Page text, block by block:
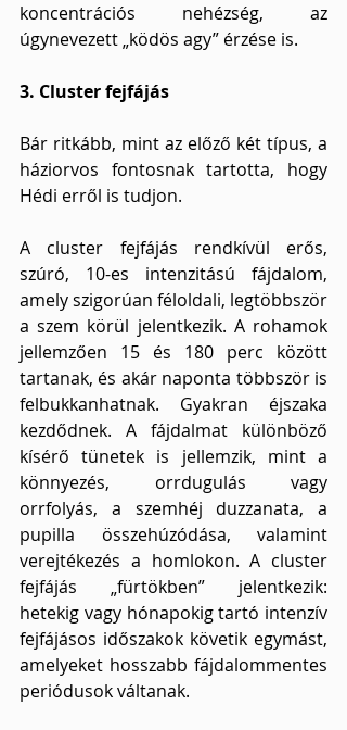
koncentrációs nehézség, az
úgynevezett „ködös agy” érzése is.
3. Cluster fejfájás
Bár ritkább, mint az előző két típus, a
háziorvos fontosnak tartotta, hogy
Hédi erről is tudjon.
A cluster fejfájás rendkívül erős,
szúró, 10-es intenzitású fájdalom,
amely szigorúan féloldali, legtöbbször
a szem körül jelentkezik. A rohamok
jellemzően 15 és 180 perc között
tartanak, és akár naponta többször is
felbukkanhatnak. Gyakran éjszaka
kezdődnek. A fájdalmat különböző
kísérő tünetek is jellemzik, mint a
könnyezés, orrdugulás vagy
orrfolyás, a szemhéj duzzanata, a
pupilla összehúzódása, valamint
verejtékezés a homlokon. A cluster
fejfájás „fürtökben” jelentkezik:
hetekig vagy hónapokig tartó intenzív
fejfájásos időszakok követik egymást,
amelyeket hosszabb fájdalommentes
periódusok váltanak.